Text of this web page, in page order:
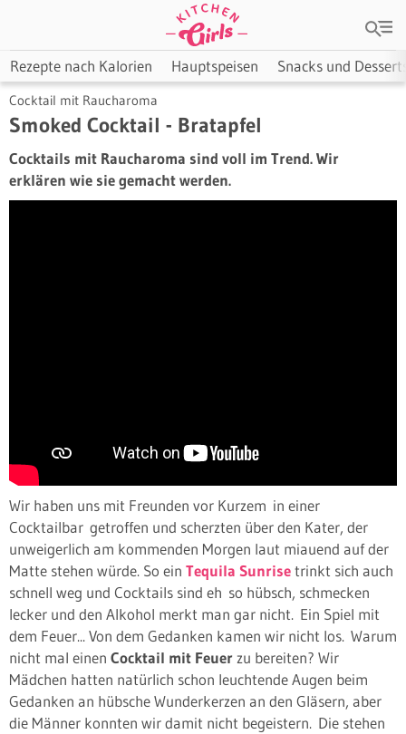
Rezepte nach Kalorien Hauptspeisen Snacks und
Cocktail mit Raucharoma
Smoked Cocktail - Bratapfel
Cocktails mit Raucharoma sind voll im Trend. Wir
erklären wie sie gemacht werden.
Wir haben uns mit Freunden vor Kurzem in einer
Cocktailbar getroffen und scherzten über den Kater, der
unweigerlich am kommenden Morgen laut miauend auf der
Matte stehen würde. So ein Tequila Sunrisetrinkt sich auch
schnell weg und Cocktails sind eh so hübsch, schmecken
lecker und den Alkohol merkt man gar nicht. Ein Spiel mit
dem Feuer... Von dem Gedanken kamen wir nicht los. Warum
nicht mal einen Cocktail mit Feuer zu bereiten? Wir
Mädchen hatten natürlich schon leuchtende Augen beim
Gedanken an hübsche Wunderkerzen an den Gläsern, aber
die Männer konnten wir damit nicht begeistern. Die stehen